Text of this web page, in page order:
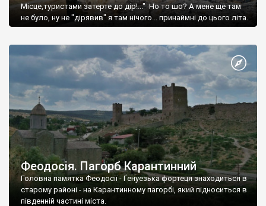
Місце,туристами затерте до дір!..." Но то шо? А мене ще там
не було, ну не "дірявив" я там нічого... принаймні до цього літа.
Феодосія. Пагорб Карантинний
Головна памятка Феодосії - Генуезька фортеця знаходиться в
старому районі - на Карантинному пагорбі, який підноситься в
південній частині міста.